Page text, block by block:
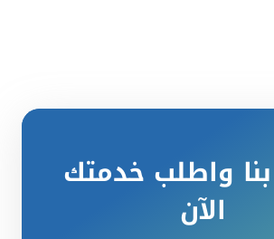
واطلب خدمتك
الآن